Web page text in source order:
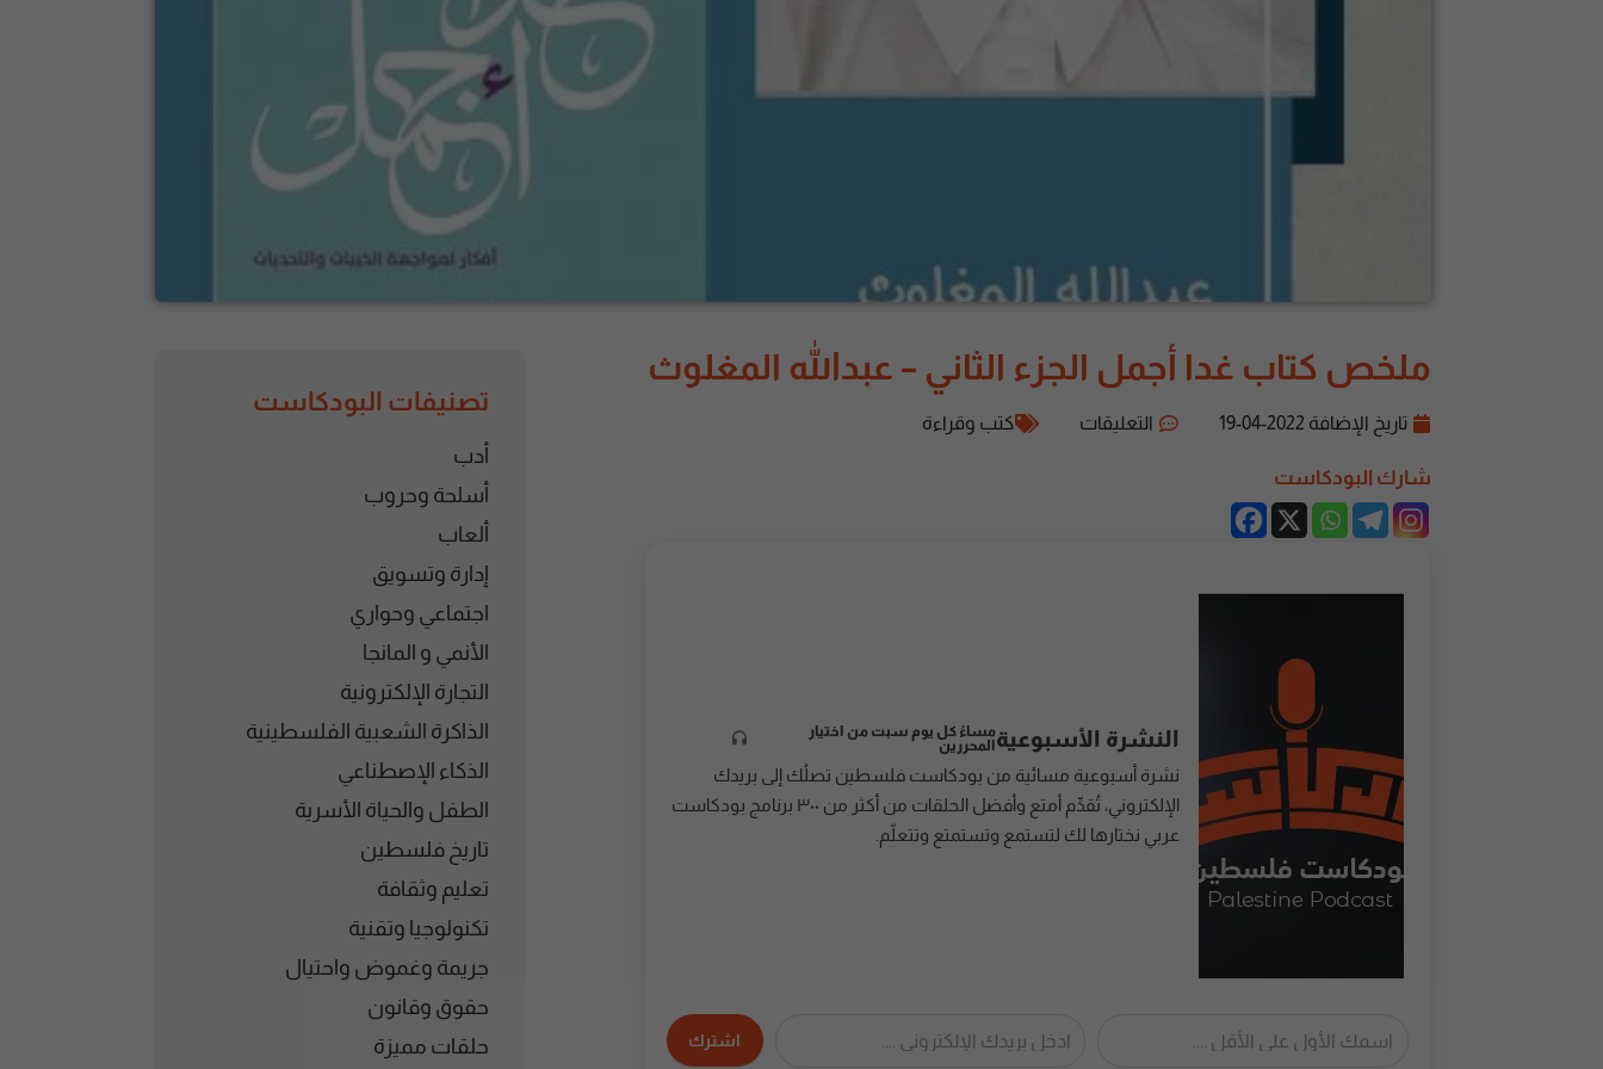
ملخص كتاب غدا أجمل الجزء الثاني – عبدالله المغلوث
تاريخ الإضافة 2022-04-19 التعليقات كتب وقراءة
شارك البودكاست
النشرة الأسبوعيةمساءً كل يوم سبت من اختيار
المحررين
نشرة أسبوعية مسائية من بودكاست فلسطين تصلُك إلى بريدك
الإلكتروني، تُقدِّم أمتع وأفضل الحلقات من أكثر من ٣٠٠ برنامج بودكاست
عربي نختارها لك لتستمع وتستمتع وتتعلّم.
اشترك
تصنيفات البودكاست
أدب
أسلحة وحروب
ألعاب
إدارة وتسويق
اجتماعي وحواري
الأنمي و المانجا
التجارة الإلكترونية
الذاكرة الشعبية الفلسطينية
الذكاء الإصطناعي
الطفل والحياة الأسرية
تاريخ فلسطين
تعليم وثقافة
تكنولوجيا وتقنية
جريمة وغموض واحتيال
حقوق وقانون
حلقات مميزة